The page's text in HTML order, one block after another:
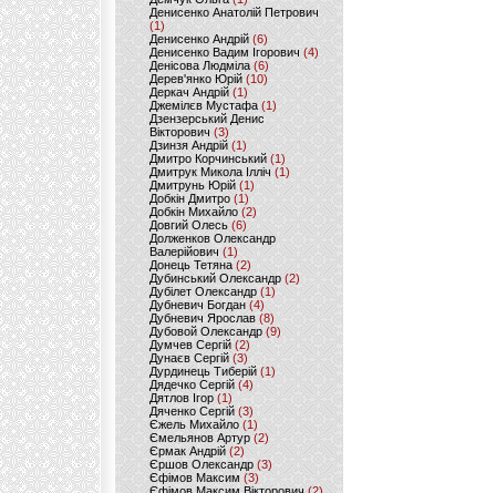
Денисенко Анатолій Петрович
(1)
Денисенко Андрій (6)
Денисенко Вадим Ігорович (4)
Денісова Людміла(6)
Дерев'янко Юрій(10)
Деркач Андрій(1)
Джемілєв Мустафа (1)
Дзензерський Денис
Вікторович (3)
Дзинзя Андрій (1)
Дмитро Корчинський (1)
Дмитрук Микола Ілліч (1)
Дмитрунь Юрій (1)
Добкін Дмитро(1)
Добкін Михайло (2)
Довгий Олесь (6)
Долженков Олександр
Валерійович (1)
Донець Тетяна (2)
Дубинський Олександр(2)
Дубілет Олександр (1)
Дубневич Богдан (4)
Дубневич Ярослав (8)
Дубовой Олександр(9)
Думчев Сергій (2)
Дунаєв Сергій(3)
Дурдинець Тиберій (1)
Дядечко Сергій (4)
Дятлов Ігор (1)
Дяченко Сергій (3)
Єжель Михайло (1)
Ємельянов Артур (2)
Єрмак Андрій (2)
Єршов Олександр (3)
Єфімов Максим (3)